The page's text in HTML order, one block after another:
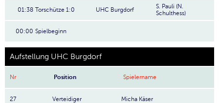
01:38 Torschütze 1:0 UHC Burgdorf
S. Pauli (N.
Schulthess)
00:00 Spielbeginn
Aufstellung UHC Burgdorf
Nr Position Spielername
27 Verteidiger Micha Käser